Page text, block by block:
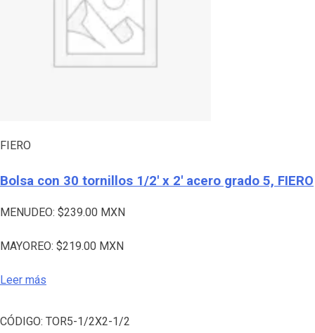
FIERO
Bolsa con 30 tornillos 1/2′ x 2′ acero grado 5, FIERO
MENUDEO: $239.00 MXN
MAYOREO: $219.00 MXN
Leer más
CÓDIGO: TOR5-1/2X2-1/2